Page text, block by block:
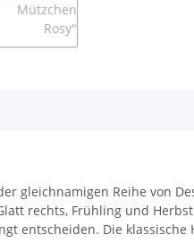
gleichnamigen Reihe von
rechts, Frühling und
entscheiden. Die